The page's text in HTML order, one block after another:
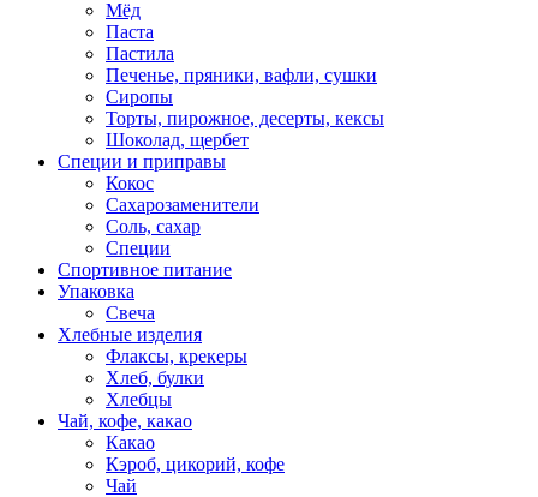
Мёд
Паста
Пастила
Печенье, пряники, вафли, сушки
Сиропы
Торты, пирожное, десерты, кексы
Шоколад, щербет
Специи и приправы
Кокос
Сахарозаменители
Соль, сахар
Специи
Спортивное питание
Упаковка
Свеча
Хлебные изделия
Флаксы, крекеры
Хлеб, булки
Хлебцы
Чай, кофе, какао
Какао
Кэроб, цикорий, кофе
Чай